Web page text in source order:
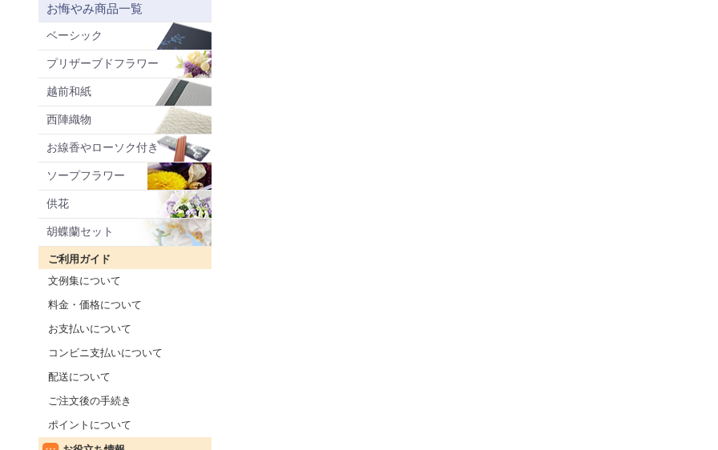
お悔やみ商品一覧
ベーシック
プリザーブドフラワー
越前和紙
西陣織物
お線香やローソク付き
ソープフラワー
供花
胡蝶蘭セット
ご利用ガイド
文例集について
料金・価格について
お支払いについて
コンビニ支払いについて
配送について
ご注文後の手続き
ポイントについて